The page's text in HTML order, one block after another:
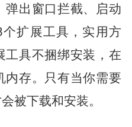
出窗口拦截、启动
扩展工具，实用方
具不捆绑安装，在
内存。只有当你需要
被下载和安装。